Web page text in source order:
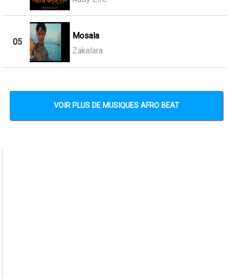
05
Mosala
Zakalara
VOIR PLUS DE MUSIQUES AFRO BEAT